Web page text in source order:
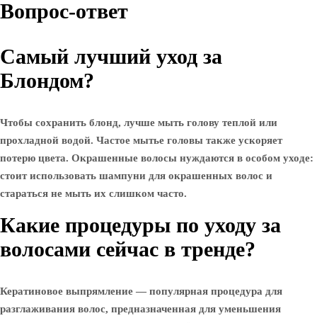
Вопрос-ответ
Самый лучший уход за
Блондом?
Чтобы сохранить блонд, лучше мыть голову теплой или
прохладной водой. Частое мытье головы также ускоряет
потерю цвета. Окрашенные волосы нуждаются в особом уходе:
стоит использовать шампуни для окрашенных волос и
стараться не мыть их слишком часто.
Какие процедуры по уходу за
волосами сейчас в тренде?
Кератиновое выпрямление — популярная процедура для
разглаживания волос, предназначенная для уменьшения